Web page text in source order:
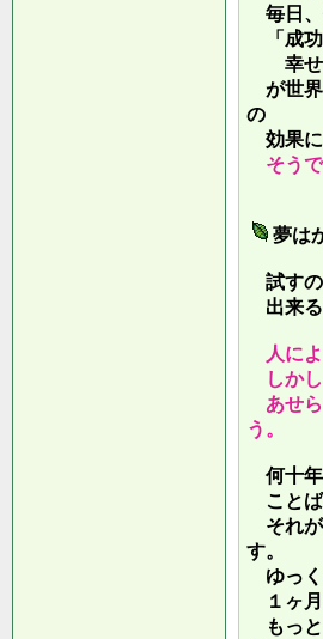
毎日、
「成功
幸せに
が世界
の
効果に
そう
夢は
試すの
出来る
人によ
しかし
あせら
う。
何十年
ことば
それが
す。
ゆっく
１ヶ月
もっと